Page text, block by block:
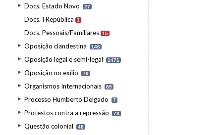
Docs. Estado Novo 27
Docs. I República 3
Docs. Pessoais/Familiares 15
Oposição clandestina 146
Oposição legal e semi-legal 1471
Oposição no exílio 79
Organismos Internacionais 89
Processo Humberto Delgado 7
Protestos contra a repressão 73
Questão colonial 48